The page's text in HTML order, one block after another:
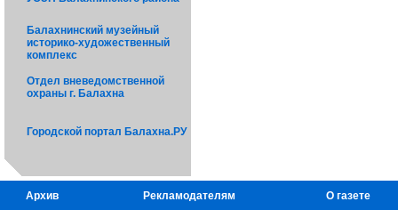
Балахнинский музейный
историко-художественный
комплекс
Отдел вневедомственной
охраны г. Балахна
Городской портал Балахна.РУ
Архив Рекламодателям
О газете